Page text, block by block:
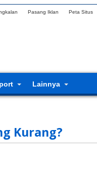
Pasang Iklan Peta Situs
Lainnya
Kurang?